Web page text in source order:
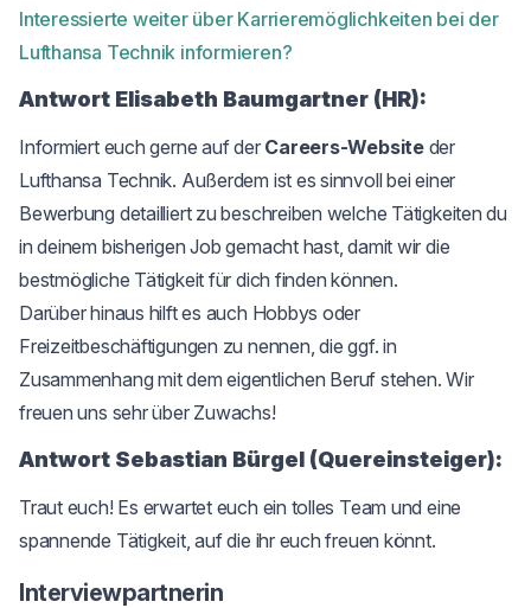
Interessierte weiter über Karrieremöglichkeiten bei der
Lufthansa Technik informieren?
Antwort Elisabeth Baumgartner (HR):
Informiert euch gerne auf der Careers-Websiteder
Lufthansa Technik. Außerdem ist es sinnvoll bei einer
Bewerbung detailliert zu beschreiben welche Tätigkeiten du
in deinem bisherigen Job gemacht hast, damit wir die
bestmögliche Tätigkeit für dich finden können.
Darüber hinaus hilft es auch Hobbys oder
Freizeitbeschäftigungen zu nennen, die ggf. in
Zusammenhang mit dem eigentlichen Beruf stehen. Wir
freuen uns sehr über Zuwachs!
Antwort Sebastian Bürgel (Quereinsteiger):
Traut euch! Es erwartet euch ein tolles Team und eine
spannende Tätigkeit, auf die ihr euch freuen könnt.
Interviewpartnerin